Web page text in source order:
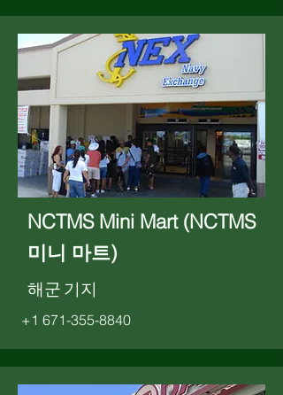
NCTMS Mini Mart (NCTMS
미니 마트)
해군 기지
+1 671-355-8840